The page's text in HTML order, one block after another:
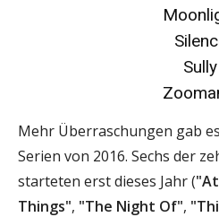
Sully
Mehr Überraschungen gab
Serien von 2016. Sechs der
starteten erst dieses Jahr (
Things", "The Night Of",